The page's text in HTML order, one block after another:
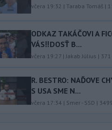
včera 19:32 | Taraba Tomáš |
ODKAZ TAKÁČOVI A
VÁS‼️DOSŤ B...
včera 19:27 |Jakab Július | 371
R. BESTRO: NAĎOVE
S USA SME N...
včera 17:34 | Smer - SSD | 3499